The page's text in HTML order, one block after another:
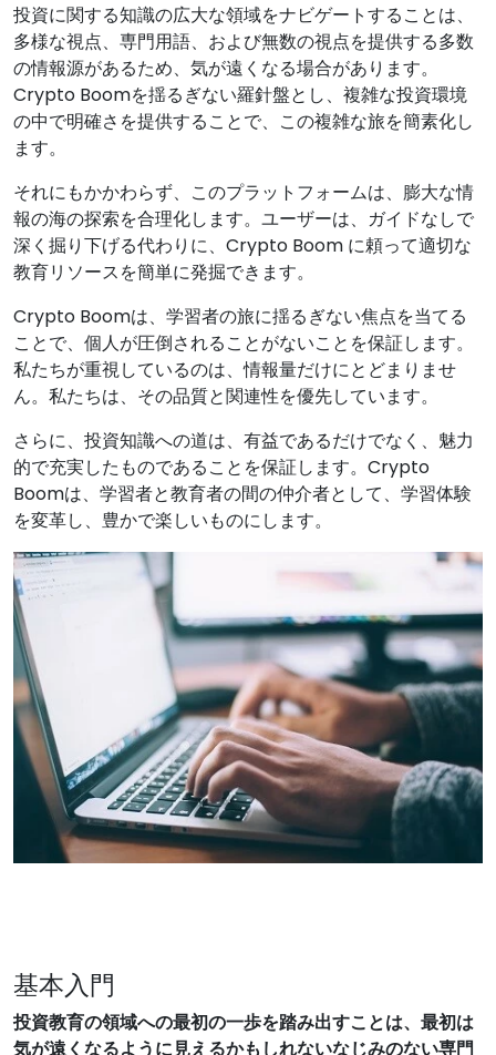
投資に関する知識の広大な領域をナビゲートすることは、
多様な視点、専門用語、および無数の視点を提供する多数
の情報源があるため、気が遠くなる場合があります。
Crypto Boomを揺るぎない羅針盤とし、複雑な投資環境
の中で明確さを提供することで、この複雑な旅を簡素化し
ます。
それにもかかわらず、このプラットフォームは、膨大な情
報の海の探索を合理化します。ユーザーは、ガイドなしで
深く掘り下げる代わりに、Crypto Boom に頼って適切な
教育リソースを簡単に発掘できます。
Crypto Boomは、学習者の旅に揺るぎない焦点を当てる
ことで、個人が圧倒されることがないことを保証します。
私たちが重視しているのは、情報量だけにとどまりませ
ん。私たちは、その品質と関連性を優先しています。
さらに、投資知識への道は、有益であるだけでなく、魅力
的で充実したものであることを保証します。Crypto
Boomは、学習者と教育者の間の仲介者として、学習体験
を変革し、豊かで楽しいものにします。
基本入門
投資教育の領域への最初の一歩を踏み出すことは、最初は
気が遠くなるように見えるかもしれないなじみのない専門